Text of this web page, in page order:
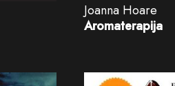
Joanna Hoare
Aromaterapija